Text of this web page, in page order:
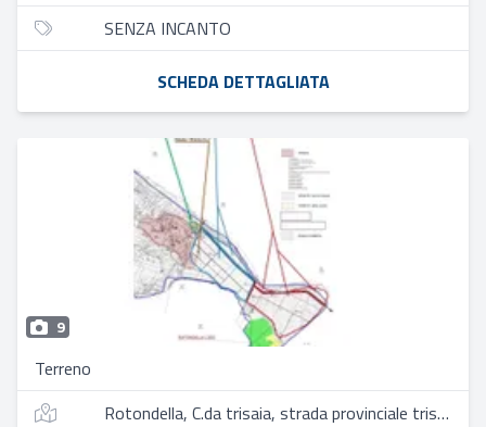
SENZA INCANTO
SCHEDA DETTAGLIATA
9
Terreno
Rotondella, C.da trisaia, strada provinciale trisaia